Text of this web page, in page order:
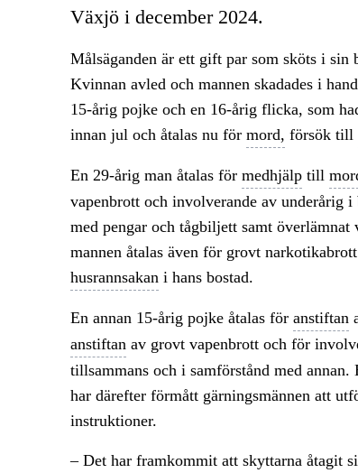
Växjö i december 2024.
Målsäganden är ett gift par som sköts i sin
Kvinnan avled och mannen skadades i
15-årig pojke och en 16-årig flicka, som
innan jul och åtalas nu för mord, försök till
En 29-årig man åtalas för medhjälptill
vapenbrott och involverande av underårig
med pengar och tågbiljett samt
mannen åtalas även för grovt
husrannsakan i hans bostad.
En annan 15-årig pojke åtalas för anstiftan
anstiftan av grovt vapenbrott och för
tillsammans och i samförstånd med
har därefter förmått gärningsmännen att
instruktioner.
– Det har framkommit att skyttarna åtagit